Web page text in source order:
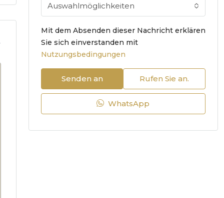
Auswahlmöglichkeiten
Mit dem Absenden dieser Nachricht erklären
Sie sich einverstanden mit
Nutzungsbedingungen
Senden an Rufen Sie an.
WhatsApp